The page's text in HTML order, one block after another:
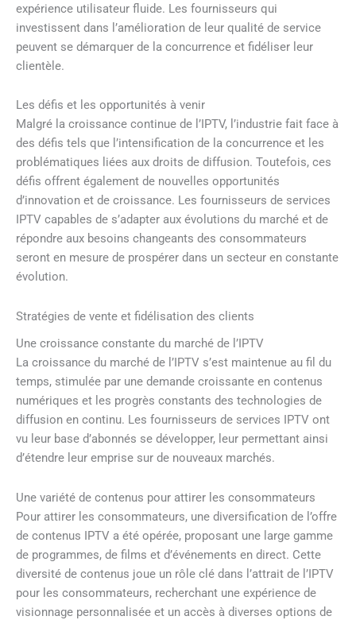
expérience utilisateur fluide. Les fournisseurs qui
investissent dans l’amélioration de leur qualité de service
peuvent se démarquer de la concurrence et fidéliser leur
clientèle.
Les défis et les opportunités à venir
Malgré la croissance continue de l’IPTV, l’industrie fait face à
des défis tels que l’intensification de la concurrence et les
problématiques liées aux droits de diffusion. Toutefois, ces
défis offrent également de nouvelles opportunités
d’innovation et de croissance. Les fournisseurs de services
IPTV capables de s’adapter aux évolutions du marché et de
répondre aux besoins changeants des consommateurs
seront en mesure de prospérer dans un secteur en constante
évolution.
Stratégies de vente et fidélisation des clients
Une croissance constante du marché de l’IPTV
La croissance du marché de l’IPTV s’est maintenue au fil du
temps, stimulée par une demande croissante en contenus
numériques et les progrès constants des technologies de
diffusion en continu. Les fournisseurs de services IPTV ont
vu leur base d’abonnés se développer, leur permettant ainsi
d’étendre leur emprise sur de nouveaux marchés.
Une variété de contenus pour attirer les consommateurs
Pour attirer les consommateurs, une diversification de l’offre
de contenus IPTV a été opérée, proposant une large gamme
de programmes, de films et d’événements en direct. Cette
diversité de contenus joue un rôle clé dans l’attrait de l’IPTV
pour les consommateurs, recherchant une expérience de
visionnage personnalisée et un accès à diverses options de